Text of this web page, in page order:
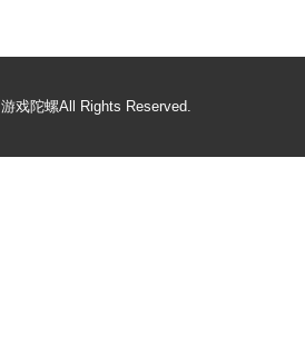
游戏陀螺All Rights Reserved.